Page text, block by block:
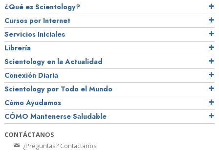
¿Qué es Scientology?
Cursos por Internet
Servicios Iniciales
Librería
Scientology en la Actualidad
Conexión Diaria
Scientology por Todo el Mundo
Cómo Ayudamos
CÓMO Mantenerse Saludable
CONTÁCTANOS
¿Preguntas? Contáctanos